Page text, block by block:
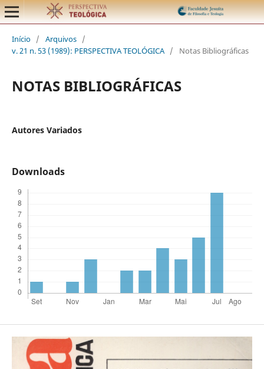
Início / Arquivos /
v. 21 n. 53 (1989): PERSPECTIVA TEOLÓGICA / Notas Bibliográficas
NOTAS BIBLIOGRÁFICAS
Autores Variados
Downloads